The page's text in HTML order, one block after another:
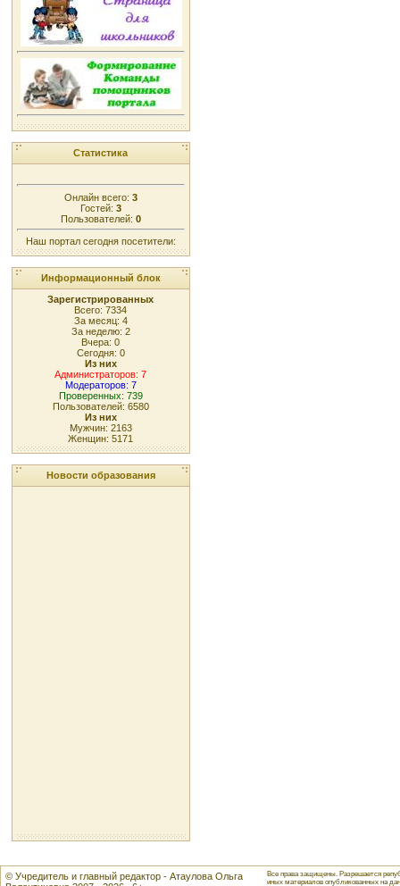
Статистика
Онлайн всего: 3
Гостей: 3
Пользователей: 0
Наш портал сегодня посетители:
Информационный блок
Зарегистрированных
Всего: 7334
За месяц: 4
За неделю: 2
Вчера: 0
Сегодня: 0
Из них
Администраторов: 7
Модераторов: 7
Проверенных: 739
Пользователей: 6580
Из них
Мужчин: 2163
Женщин: 5171
Новости образования
© Учредитель и главный редактор - Атаулова Ольга
Все права защищены. Разрешается
иных материалов опубликованных на